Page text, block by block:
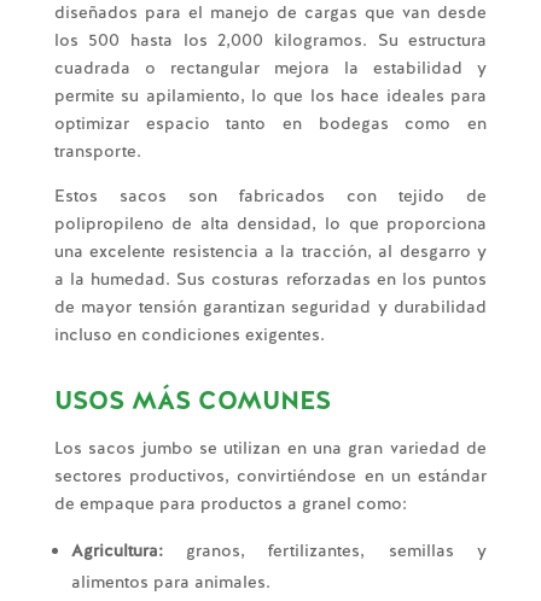
diseñados para el manejo de cargas que van desde
los 500 hasta los 2,000 kilogramos. Su estructura
cuadrada o rectangular mejora la estabilidad y
permite su apilamiento, lo que los hace ideales para
optimizar espacio tanto en bodegas como en
transporte.
Estos sacos son fabricados con tejido de
polipropileno de alta densidad, lo que proporciona
una excelente resistencia a la tracción, al desgarro y
a la humedad. Sus costuras reforzadas en los puntos
de mayor tensión garantizan seguridad y durabilidad
incluso en condiciones exigentes.
USOS MÁS COMUNES
Los sacos jumbo se utilizan en una gran variedad de
sectores productivos, convirtiéndose en un estándar
de empaque para productos a granel como:
Agricultura:granos, fertilizantes, semillas y
alimentos para animales.